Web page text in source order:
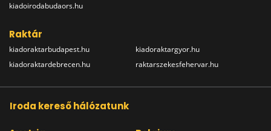
kiadoirodabudaors.hu
Raktár
kiadoraktarbudapest.hu
kiadoraktardebrecen.hu
kiadoraktargyor.hu
raktarszekesfehervar.hu
Iroda kereső hálózatunk